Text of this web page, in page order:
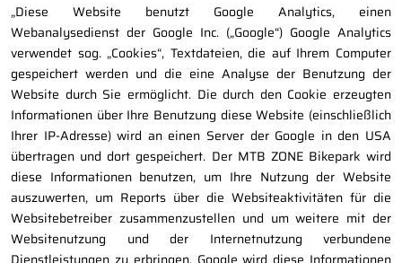
„Diese Website benutzt Google Analytics, einen
Webanalysedienst der Google Inc. („Google“) Google Analytics
verwendet sog. „Cookies“, Textdateien, die auf Ihrem Computer
gespeichert werden und die eine Analyse der Benutzung der
Website durch Sie ermöglicht. Die durch den Cookie erzeugten
Informationen über Ihre Benutzung diese Website (einschließlich
Ihrer IP-Adresse) wird an einen Server der Google in den USA
übertragen und dort gespeichert. Der MTB ZONE Bikepark wird
diese Informationen benutzen, um Ihre Nutzung der Website
auszuwerten, um Reports über die Websiteaktivitäten für die
Websitebetreiber zusammenzustellen und um weitere mit der
Websitenutzung und der Internetnutzung verbundene